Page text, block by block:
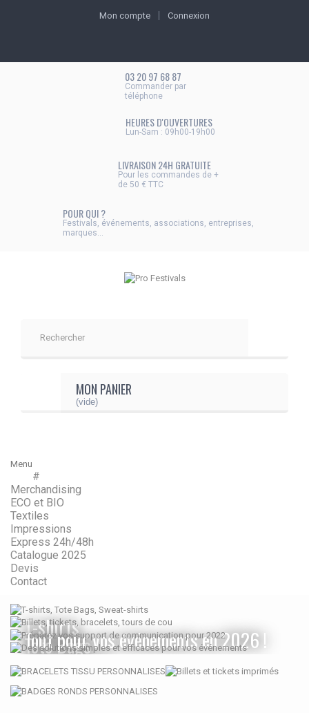
Mon compte Connexion
03 20 97 68 87
Commander par
téléphone
HEURES D'OUVERTURES
Lun-Sam : 09h00-19h00
LIVRAISON 24H GRATUITE
Pour les commandes de +
de 50 € TTC
POUR QUI ?
Festivals, événements, associations, entreprises,
marques...
MON PANIER
(vide)
Menu
#
Merchandising
ECO et BIO
Textiles
Impressions
Express 24h/48h
Catalogue 2025
Devis
Contact
T-shirts
Tote Bags
Sweat-shirts
Personnalisés
Tout pour vos événements en 2026 !